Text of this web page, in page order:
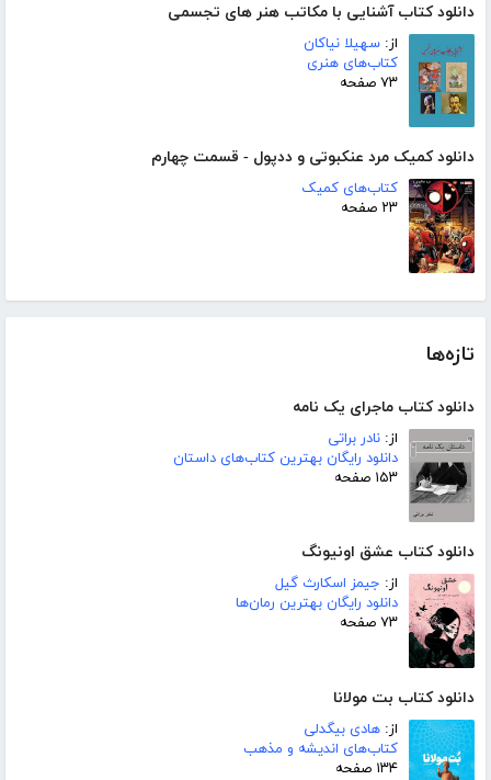
دانلود کتاب آشنایی با مکاتب هنر های تجسمی
از: سهیلا نیاکان
کتاب‌های هنری
۷۳ صفحه
دانلود کمیک مرد عنکبوتی و ددپول - قسمت چهارم
کتاب‌های کمیک
۲۳ صفحه
تازه‌ها
دانلود کتاب ماجرای یک نامه
از: نادر براتی
دانلود رایگان بهترین کتاب‌های داستان
۱۵۳ صفحه
دانلود کتاب عشق اونیونگ
از: جیمز اسکارث گیل
دانلود رایگان بهترین رمان‌ها
۷۳ صفحه
دانلود کتاب بت مولانا
از: هادی بیگدلی
کتاب‌های اندیشه و مذهب
۱۳۴ صفحه